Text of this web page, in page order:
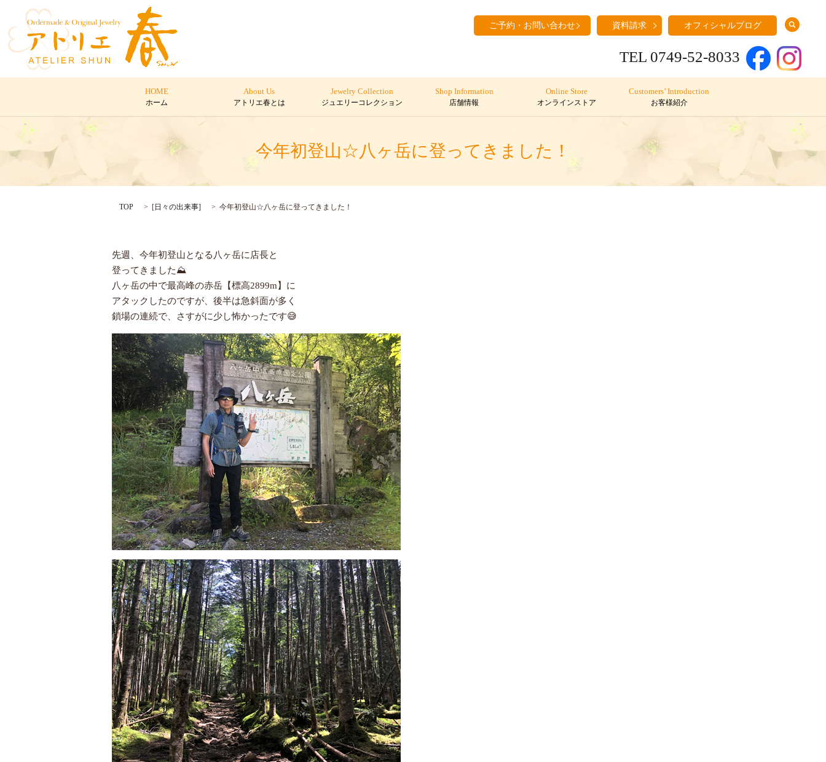
ご予約・お問い合わせ 資料請求 オフィシャルブログ
TEL 0749-52-8033
HOME
ホーム
About Us
アトリエ春とは
Jewelry Collection
ジュエリーコレクション
Shop Information
店舗情報
Online Store
オンラインストア
Customers’ Introduction
お客様紹介
今年初登山☆八ヶ岳に登ってきました！
TOP [日々の出来事] 今年初登山☆八ヶ岳に登ってきました！
先週、今年初登山となる八ヶ岳に店長と
登ってきました⛰
八ヶ岳の中で最高峰の赤岳【標高2899m】に
アタックしたのですが、後半は急斜面が多く
鎖場の連続で、さすがに少し怖かったです😅